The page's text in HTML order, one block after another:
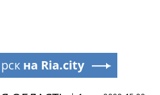
на Ria.city